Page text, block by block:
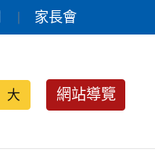
家長會
大 網站導覽